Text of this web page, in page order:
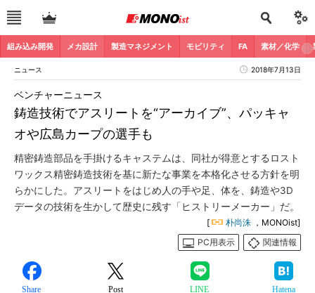
組み込み開発 メカ設計 製造マネジメント モビリティ FA 素材／化学
ニュース 2018年7月13日
鋳造技術でアスリートを“アーカイブ”、パッキャ
オや広島カープの選手も
ベンチャーニュース
精密鋳造部品を手掛けるキャステムは、同社が得意とするロスト
ワックス精密鋳造技術を基に新たな事業を本格化させる方針を明
らかにした。アスリートをはじめ人の手や足、体を、鋳造や3D
データの技術を生かして歴史に残す「ヒストリーメーカー」だ。
[ 朴尚洙 ，MONOist]
PC用表示
関連情報
Share Post LINE Hatena